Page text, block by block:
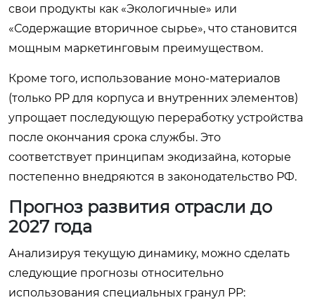
свои продукты как «Экологичные» или
«Содержащие вторичное сырье», что становится
мощным маркетинговым преимуществом.
Кроме того, использование моно-материалов
(только PP для корпуса и внутренних элементов)
упрощает последующую переработку устройства
после окончания срока службы. Это
соответствует принципам экодизайна, которые
постепенно внедряются в законодательство РФ.
Прогноз развития отрасли до
2027 года
Анализируя текущую динамику, можно сделать
следующие прогнозы относительно
использования специальных гранул PP: